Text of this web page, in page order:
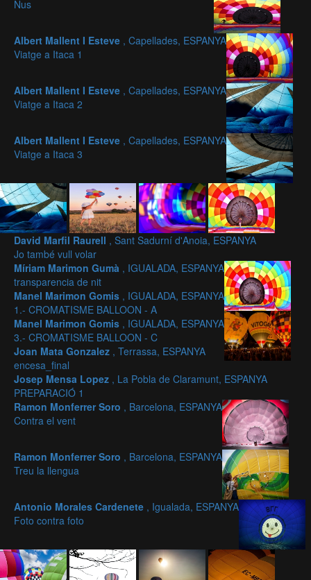
Nus
Albert Mallent I Esteve , Capellades, ESPANYA
Viatge a Itaca 1
Albert Mallent I Esteve , Capellades, ESPANYA
Viatge a Itaca 2
Albert Mallent I Esteve , Capellades, ESPANYA
Viatge a Itaca 3
David Marfil Raurell , Sant Sadurní d'Anoia, ESPANYA
Jo també vull volar
Míriam Marimon Gumà , IGUALADA, ESPANYA
transparencia de nit
Manel Marimon Gomis , IGUALADA, ESPANYA
1.- CROMATISME BALLOON - A
Manel Marimon Gomis , IGUALADA, ESPANYA
3.- CROMATISME BALLOON - C
Joan Mata Gonzalez , Terrassa, ESPANYA
encesa_final
Josep Mensa Lopez , La Pobla de Claramunt, ESPANYA
PREPARACIÓ 1
Ramon Monferrer Soro , Barcelona, ESPANYA
Contra el vent
Ramon Monferrer Soro , Barcelona, ESPANYA
Treu la llengua
Antonio Morales Cardenete , Igualada, ESPANYA
Foto contra foto